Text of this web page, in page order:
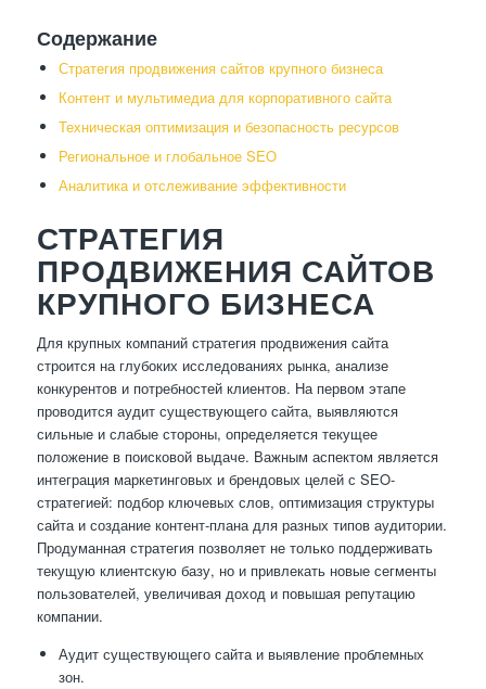
Содержание
Стратегия продвижения сайтов крупного бизнеса
Контент и мультимедиа для корпоративного сайта
Техническая оптимизация и безопасность ресурсов
Региональное и глобальное SEO
Аналитика и отслеживание эффективности
СТРАТЕГИЯ
ПРОДВИЖЕНИЯ САЙТОВ
КРУПНОГО БИЗНЕСА
Для крупных компаний стратегия продвижения сайта
строится на глубоких исследованиях рынка, анализе
конкурентов и потребностей клиентов. На первом этапе
проводится аудит существующего сайта, выявляются
сильные и слабые стороны, определяется текущее
положение в поисковой выдаче. Важным аспектом является
интеграция маркетинговых и брендовых целей с SEO-
стратегией: подбор ключевых слов, оптимизация структуры
сайта и создание контент-плана для разных типов аудитории.
Продуманная стратегия позволяет не только поддерживать
текущую клиентскую базу, но и привлекать новые сегменты
пользователей, увеличивая доход и повышая репутацию
компании.
Аудит существующего сайта и выявление проблемных
зон.